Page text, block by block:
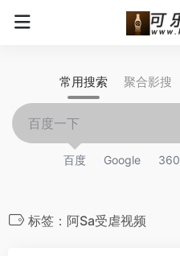
常用搜索 聚合影搜
百度 Google 360
标签：阿Sa受虐视频